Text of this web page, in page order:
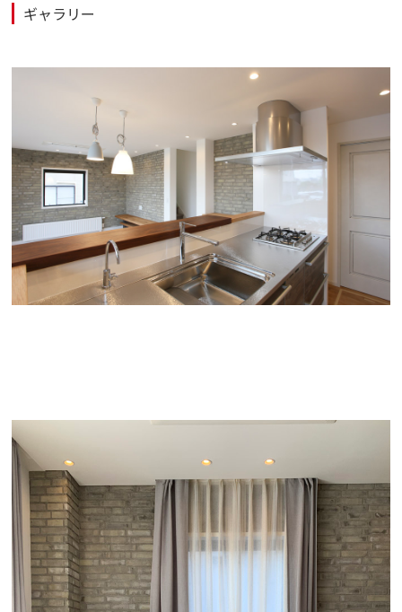
ギャラリー